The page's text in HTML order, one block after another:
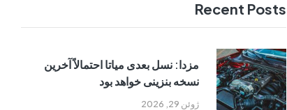
Recent Posts
ژوئن 29, 2026
مزدا: نسل بعدی میاتا احتمالاً آخرین
نسخه بنزینی خواهد بود